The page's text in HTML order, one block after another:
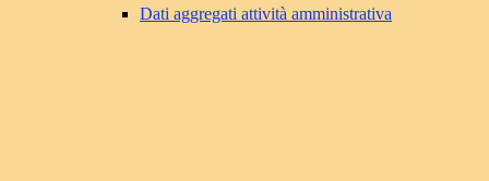
Dati aggregati attività amministrativa